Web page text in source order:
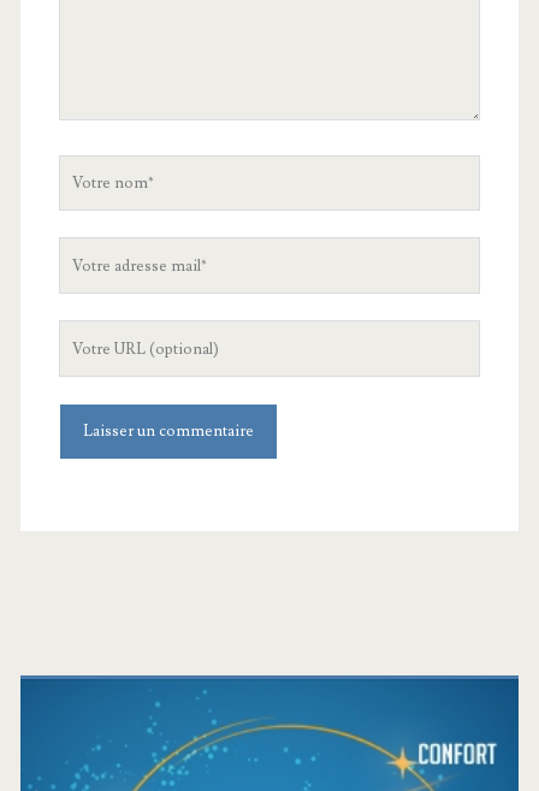
site
Barre
latérale